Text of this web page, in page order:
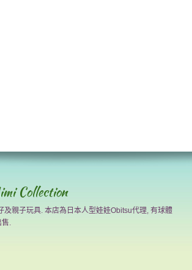
Collection
及親子玩具. 本店為日本人型娃娃Obitsu代理, 有球體
售.